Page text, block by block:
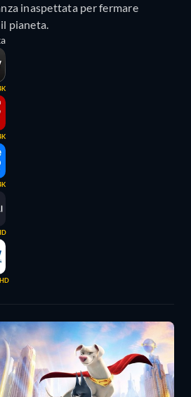
inaspettata per fermare
pianeta.
HD